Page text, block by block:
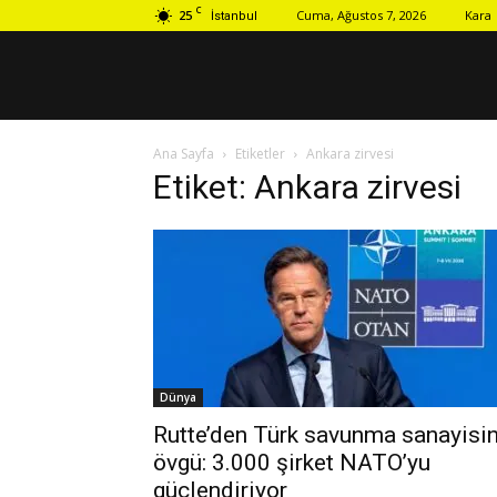
25 C İstanbul Cuma, Ağustos 7, 2026 Kara
Ana Sayfa Etiketler Ankara zirvesi
Etiket: Ankara zirvesi
Dünya
Rutte’den Türk savunma
övgü: 3.000 şirket NATO’yu
güçlendiriyor